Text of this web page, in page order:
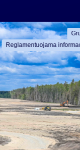
Reglamentuojama